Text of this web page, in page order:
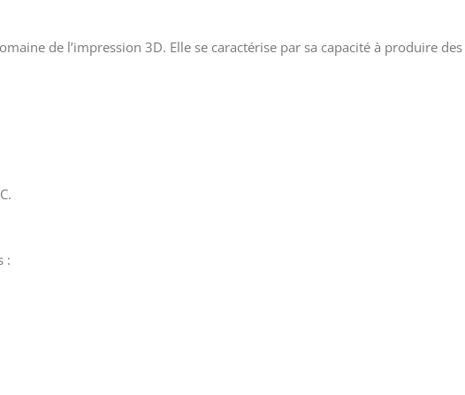
de l’impression 3D. Elle se caractérise par sa capacité à produire des
: